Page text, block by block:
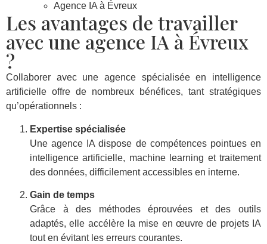
Agence IA à Évreux
Les avantages de travailler
avec une agence IA à Évreux
?
Collaborer avec une agence spécialisée en intelligence
artificielle offre de nombreux bénéfices, tant stratégiques
qu’opérationnels :
Expertise spécialisée
Une agence IA dispose de compétences pointues en
intelligence artificielle, machine learning et traitement
des données, difficilement accessibles en interne.
Gain de temps
Grâce à des méthodes éprouvées et des outils
adaptés, elle accélère la mise en œuvre de projets IA
tout en évitant les erreurs courantes.